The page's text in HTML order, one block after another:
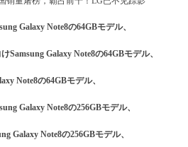
Galaxy Note8の64GBモデル、
Samsung Galaxy Note8の64GBモデル、
Note8の64GBモデル、
Galaxy Note8の256GBモデル、
Galaxy Note8の256GBモデル、